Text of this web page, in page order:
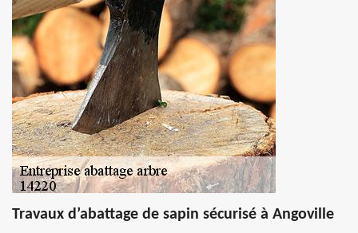
Travaux d’abattage de sapin sécurisé à Angoville